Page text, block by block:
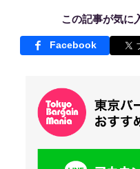
この記事が気に
Facebook